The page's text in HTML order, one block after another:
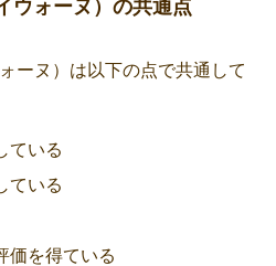
ウォーヌ）の共通点
ーヌ）は以下の点で共通して
ている
ている
価を得ている